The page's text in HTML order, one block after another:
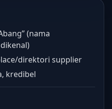
(nama
direktori supplier
kredibel